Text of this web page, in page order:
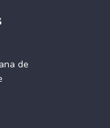
de